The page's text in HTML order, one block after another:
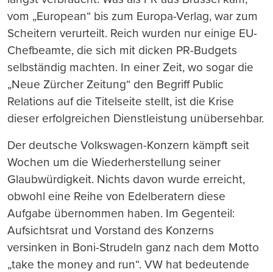
vom „European“ bis zum Europa-Verlag, war zum
Scheitern verurteilt. Reich wurden nur einige EU-
Chefbeamte, die sich mit dicken PR-Budgets
selbständig machten. In einer Zeit, wo sogar die
„Neue Zürcher Zeitung“ den Begriff Public
Relations auf die Titelseite stellt, ist die Krise
dieser erfolgreichen Dienstleistung unübersehbar.
Der deutsche Volkswagen-Konzern kämpft seit
Wochen um die Wiederherstellung seiner
Glaubwürdigkeit. Nichts davon wurde erreicht,
obwohl eine Reihe von Edelberatern diese
Aufgabe übernommen haben. Im Gegenteil:
Aufsichtsrat und Vorstand des Konzerns
versinken in Boni-Strudeln ganz nach dem Motto
„take the money and run“. VW hat bedeutende